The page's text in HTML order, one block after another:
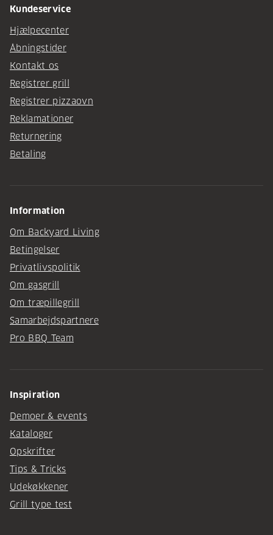
Kundeservice
Hjælpecenter
Åbningstider
Kontakt os
Registrer grill
Registrer pizzaovn
Reklamationer
Returnering
Betaling
Information
Om Backyard Living
Betingelser
Privatlivspolitik
Om gasgrill
Om træpillegrill
Samarbejdspartnere
Pro BBQ Team
Inspiration
Demoer & events
Kataloger
Opskrifter
Tips & Tricks
Udekøkkener
Grill type test